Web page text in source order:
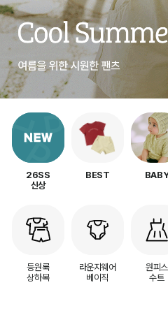
26SS
신상
BEST
등원룩
상하복
라운지웨어
베이직
원피스
수트